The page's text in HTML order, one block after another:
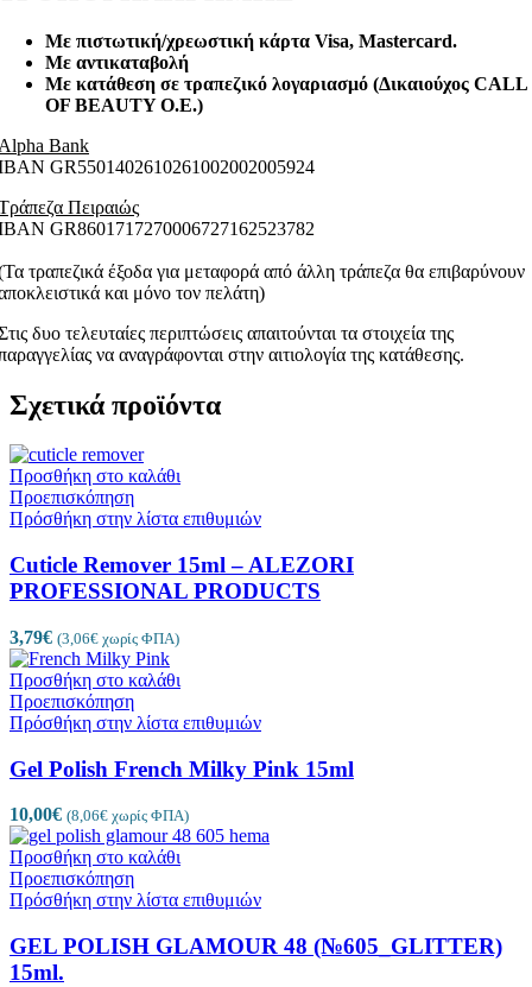
Με πιστωτική/χρεωστική κάρτα Visa, Mastercard.
Με αντικαταβολή
Με κατάθεση σε τραπεζικό λογαριασμό (Δικαιούχος CALL
OF BEAUTY O.E.)
Bank
GR5501402610261002002005924
Πειραιώς
GR8601717270006727162523782
τραπεζικά έξοδα για μεταφορά από άλλη τράπεζα θα επιβαρύνουν
και μόνο τον πελάτη)
δυο τελευταίες περιπτώσεις απαιτούνται τα στοιχεία της
να αναγράφονται στην αιτιολογία της κατάθεσης.
Σχετικά προϊόντα
Προσθήκη στο καλάθι
Προεπισκόπηση
Πρόσθήκη στην λίστα επιθυμιών
Cuticle Remover 15ml – ALEZORI
PROFESSIONAL PRODUCTS
3,79€ (3,06€ χωρίς ΦΠΑ)
Προσθήκη στο καλάθι
Προεπισκόπηση
Πρόσθήκη στην λίστα επιθυμιών
Gel Polish French Milky Pink 15ml
10,00€ (8,06€ χωρίς ΦΠΑ)
Προσθήκη στο καλάθι
Προεπισκόπηση
Πρόσθήκη στην λίστα επιθυμιών
GEL POLISH GLAMOUR 48 (№605_GLITTER)
15ml.